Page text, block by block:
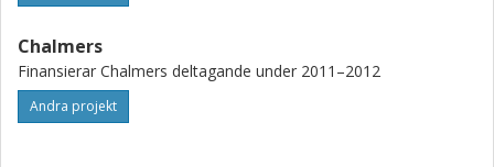
Chalmers
Finansierar Chalmers deltagande under 2011–2012
Andra projekt